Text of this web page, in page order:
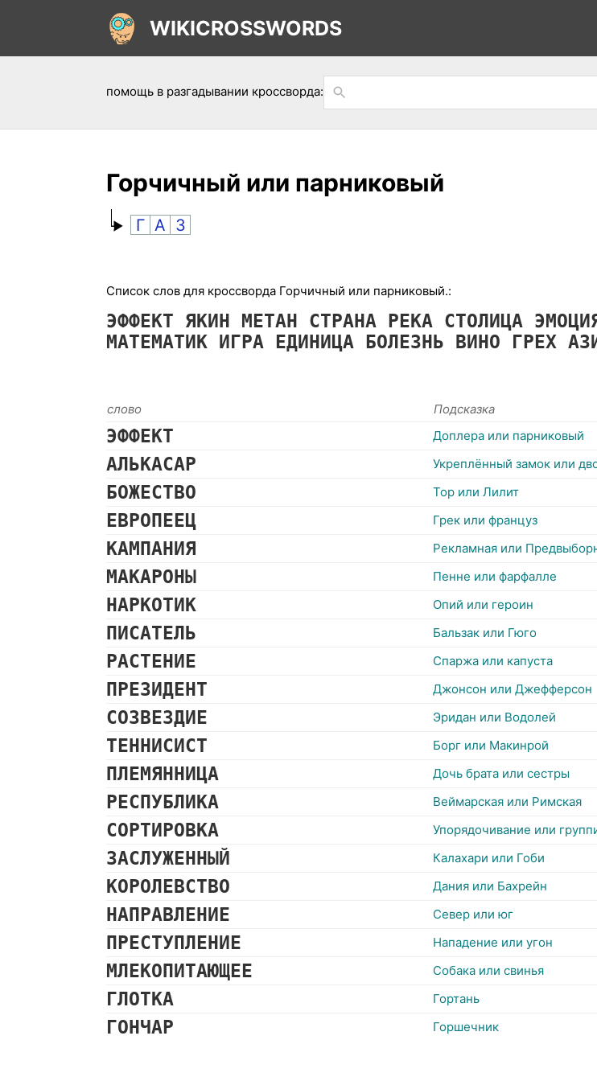
WIKICROSSWORDS
помощь в разгадывании кроссворда:
Горчичный или парниковый
Г А З
Список слов для кроссворда Горчичный или парниковый.:
ЭФФЕКТ ЯКИН МЕТАН СТРАНА РЕКА СТОЛИЦА
МАТЕМАТИК ИГРА ЕДИНИЦА БОЛЕЗНЬ ВИНО ГРЕХ
слово Подсказка
ЭФФЕКТ Доплера или парниковый
АЛЬКАСАР Укреплённый замок или
БОЖЕСТВО Тор или Лилит
ЕВРОПЕЕЦ Грек или француз
КАМПАНИЯ Рекламная или
МАКАРОНЫ Пенне или фарфалле
НАРКОТИК Опий или героин
ПИСАТЕЛЬ Бальзак или Гюго
РАСТЕНИЕ Спаржа или капуста
ПРЕЗИДЕНТ Джонсон или Джефферсон
СОЗВЕЗДИЕ Эридан или Водолей
ТЕННИСИСТ Борг или Макинрой
ПЛЕМЯННИЦА Дочь брата или сестры
РЕСПУБЛИКА Веймарская или Римская
СОРТИРОВКА Упорядочивание или
ЗАСЛУЖЕННЫЙ Калахари или Гоби
КОРОЛЕВСТВО Дания или Бахрейн
НАПРАВЛЕНИЕ Север или юг
ПРЕСТУПЛЕНИЕ Нападение или угон
МЛЕКОПИТАЮЩЕЕ Собака или свинья
ГЛОТКА Гортань
ГОНЧАР Горшечник